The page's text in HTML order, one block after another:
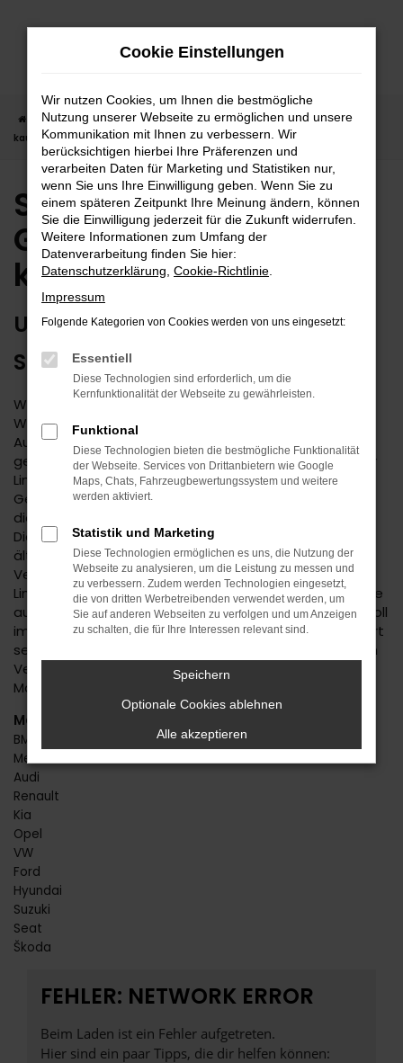
Zum
Startseite Suzuki Suzuki Ignis
Suzuki Ignis Gebrauchtwagen
kaufen
Suzuki Ignis
Gebrauchtwagen
kaufen
UNSERE ARGUMENTE FÜR EINEN
SUZUKI IGNIS GEBRAUCHTWAGEN
Wie wäre es mit einem Suzuki Ignis Gebrauchtwagen?
Wenn Sie nicht bereits über diese Möglichkeit des
Autokaufs nachgedacht haben, erläutern wir Ihnen
gerne die zahlreichen Vorteile. Da ist natürlich in erster
Linie der günstige Preis. Mit einem Suzuki Ignis
Gebrauchtwagen zahlen Sie teilweise gerade einmal
die Hälfte oder noch weniger als für einen Neuwagen.
Die Qualität dieses Modells steht jedoch auch bei
älteren Baujahren außer Frage und auch die
Verarbeitung und die Extras überzeugen auf ganzer
Linie. Mit einem Suzuki Ignis Gebrauchtwagen gehen Sie
auch deshalb auf Nummer sicher, weil Sie vertrauensvoll
im Autohaus Daub kaufen. Unser Unternehmen existiert
seit 1974 und prüft jedes Fahrzeug eingehend vor dem
Verkauf. Wir stellen sicher, dass keinerlei Schäden bzw.
Mängel existieren.
Marken
BMW
Mercedes-Benz
Audi
Renault
Kia
Opel
VW
Ford
Hyundai
Suzuki
Seat
Škoda
FEHLER: NETWORK ERROR
Beim Laden ist ein Fehler aufgetreten.
Hier sind ein paar Tipps, die dir helfen können:
Cookie Einstellungen
Wir nutzen Cookies, um Ihnen die bestmögliche
Nutzung unserer Webseite zu ermöglichen und unsere
Kommunikation mit Ihnen zu verbessern. Wir
berücksichtigen hierbei Ihre Präferenzen und
verarbeiten Daten für Marketing und Statistiken nur,
wenn Sie uns Ihre Einwilligung geben. Wenn Sie zu
einem späteren Zeitpunkt Ihre Meinung ändern, können
Sie die Einwilligung jederzeit für die Zukunft widerrufen.
Weitere Informationen zum Umfang der
Datenverarbeitung finden Sie hier:
Datenschutzerklärung Cookie-Richtlinie
Impressum
Folgende Kategorien von Cookies werden von uns eingesetzt:
Essentiell
Diese Technologien sind erforderlich, um die
Kernfunktionalität der Webseite zu gewährleisten.
Funktional
Diese Technologien bieten die bestmögliche Funktionalität
der Webseite. Services von Drittanbietern wie Google
Maps, Chats, Fahrzeugbewertungssystem und weitere
werden aktiviert.
Statistik und Marketing
Diese Technologien ermöglichen es uns, die Nutzung der
Webseite zu analysieren, um die Leistung zu messen und
zu verbessern. Zudem werden Technologien eingesetzt,
die von dritten Werbetreibenden verwendet werden, um
Sie auf anderen Webseiten zu verfolgen und um Anzeigen
zu schalten, die für Ihre Interessen relevant sind.
Speichern
Optionale Cookies ablehnen
Alle akzeptieren